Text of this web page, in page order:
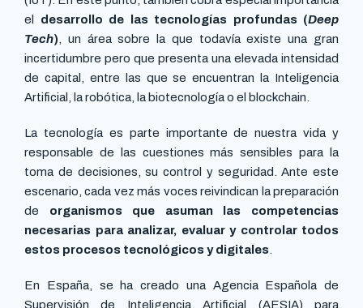
el desarrollo de las tecnologías profundas (Deep
Tech) , un área sobre la que todavía existe una gran
incertidumbre pero que presenta una elevada intensidad
de capital, entre las que se encuentran la Inteligencia
Artificial, la robótica, la biotecnología o el blockchain.
La tecnología es parte importante de nuestra vida y
responsable de las cuestiones más sensibles para la
toma de decisiones, su control y seguridad. Ante este
escenario, cada vez más voces reivindican la preparación
de organismos que asuman las competencias
necesarias para analizar, evaluar y controlar todos
estos procesos tecnológicos y digitales
En España, se ha creado una Agencia Española de
Supervisión de Inteligencia Artificial (AESIA) para